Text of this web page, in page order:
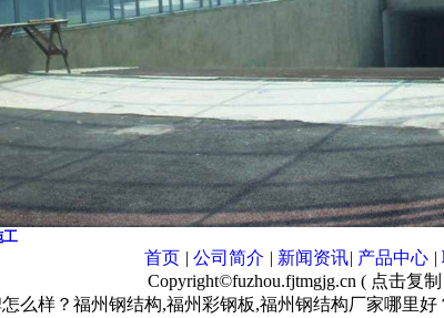
工
首页 | 公司简介 | 新闻资讯| 产品中心 |
Copyright©fuzhou.fjtmgjg.cn ( 点击复制
么样？福州钢结构,福州彩钢板,福州钢结构厂家哪里